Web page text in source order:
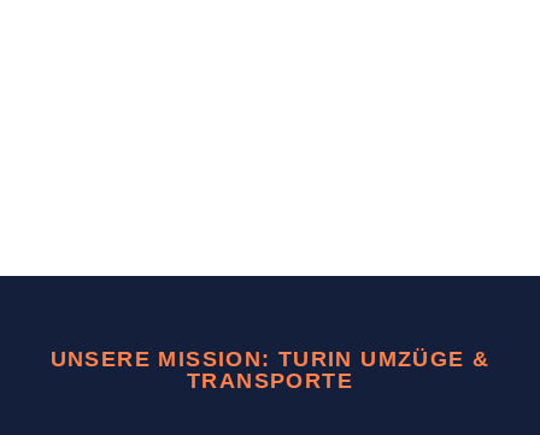
UNSERE MISSION: TURIN UMZÜGE &
TRANSPORTE